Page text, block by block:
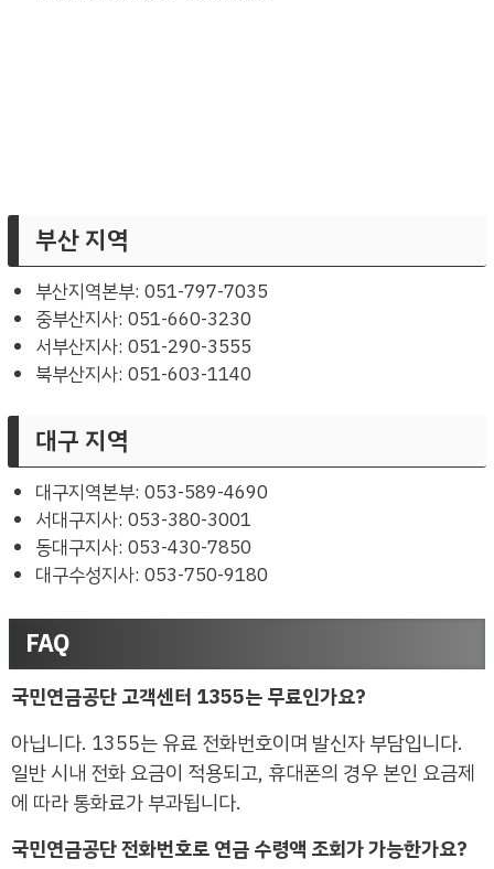
부산 지역
부산지역본부: 051-797-7035
중부산지사: 051-660-3230
서부산지사: 051-290-3555
북부산지사: 051-603-1140
대구 지역
대구지역본부: 053-589-4690
서대구지사: 053-380-3001
동대구지사: 053-430-7850
대구수성지사: 053-750-9180
FAQ
국민연금공단 고객센터 1355는 무료인가요?
아닙니다. 1355는 유료 전화번호이며 발신자 부담입니다.
일반 시내 전화 요금이 적용되고, 휴대폰의 경우 본인 요금제
에 따라 통화료가 부과됩니다.
국민연금공단 전화번호로 연금 수령액 조회가 가능한가요?